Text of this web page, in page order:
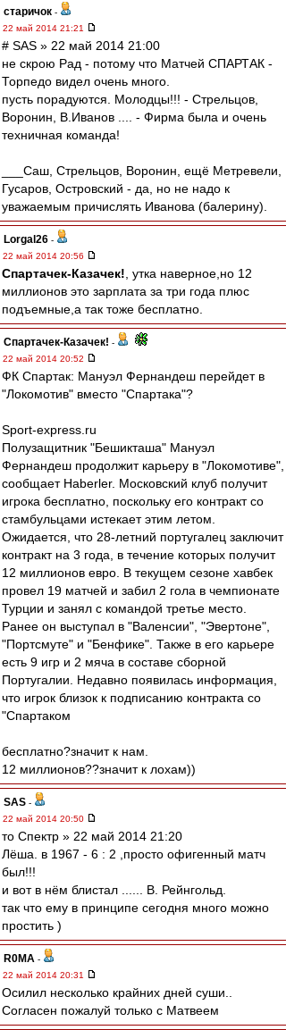
старичок -
22 май 2014 21:21
# SAS » 22 май 2014 21:00
не скрою Рад - потому что Матчей СПАРТАК -
Торпедо видел очень много.
пусть порадуются. Молодцы!!! - Стрельцов,
Воронин, В.Иванов .... - Фирма была и очень
техничная команда!
___Саш, Стрельцов, Воронин, ещё Метревели,
Гусаров, Островский - да, но не надо к
уважаемым причислять Иванова (балерину).
Lorgal26 -
22 май 2014 20:56
Спартачек-Казачек! , утка наверное,но 12
миллионов это зарплата за три года плюс
подъемные,а так тоже бесплатно.
Спартачек-Казачек! -
22 май 2014 20:52
ФК Спартак: Мануэл Фернандеш перейдет в
"Локомотив" вместо "Спартака"?
Sport-express.ru
Полузащитник "Бешикташа" Мануэл
Фернандеш продолжит карьеру в "Локомотиве",
сообщает Haberler. Московский клуб получит
игрока бесплатно, поскольку его контракт со
стамбульцами истекает этим летом.
Ожидается, что 28-летний португалец заключит
контракт на 3 года, в течение которых получит
12 миллионов евро. В текущем сезоне хавбек
провел 19 матчей и забил 2 гола в чемпионате
Турции и занял с командой третье место.
Ранее он выступал в "Валенсии", "Эвертоне",
"Портсмуте" и "Бенфике". Также в его карьере
есть 9 игр и 2 мяча в составе сборной
Португалии. Недавно появилась информация,
что игрок близок к подписанию контракта со
"Спартаком
бесплатно?значит к нам.
12 миллионов??значит к лохам))
SAS -
22 май 2014 20:50
то Спектр » 22 май 2014 21:20
Лёша. в 1967 - 6 : 2 ,просто офигенный матч
был!!!
и вот в нём блистал ...... В. Рейнгольд.
так что ему в принципе сегодня много можно
простить )
R0MA -
22 май 2014 20:31
Осилил несколько крайних дней суши..
Согласен пожалуй только с Матвеем